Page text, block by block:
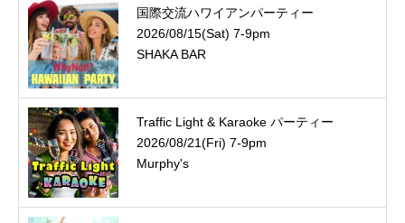
国際交流ハワイアンパーティー
2026/08/15(Sat) 7-9pm
SHAKA BAR
Traffic Light & Karaoke パーティー
2026/08/21(Fri) 7-9pm
Murphy's